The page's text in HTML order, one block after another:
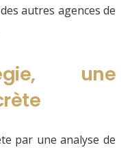
autres agences de
une
par une analyse de